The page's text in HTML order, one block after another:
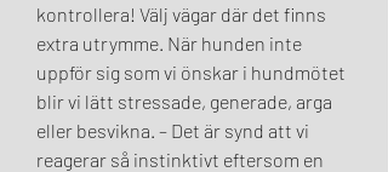
kontrollera! Välj vägar där det finns
extra utrymme. När hunden inte
uppför sig som vi önskar i hundmötet
blir vi lätt stressade, generade, arga
eller besvikna. – Det är synd att vi
reagerar så instinktivt eftersom en